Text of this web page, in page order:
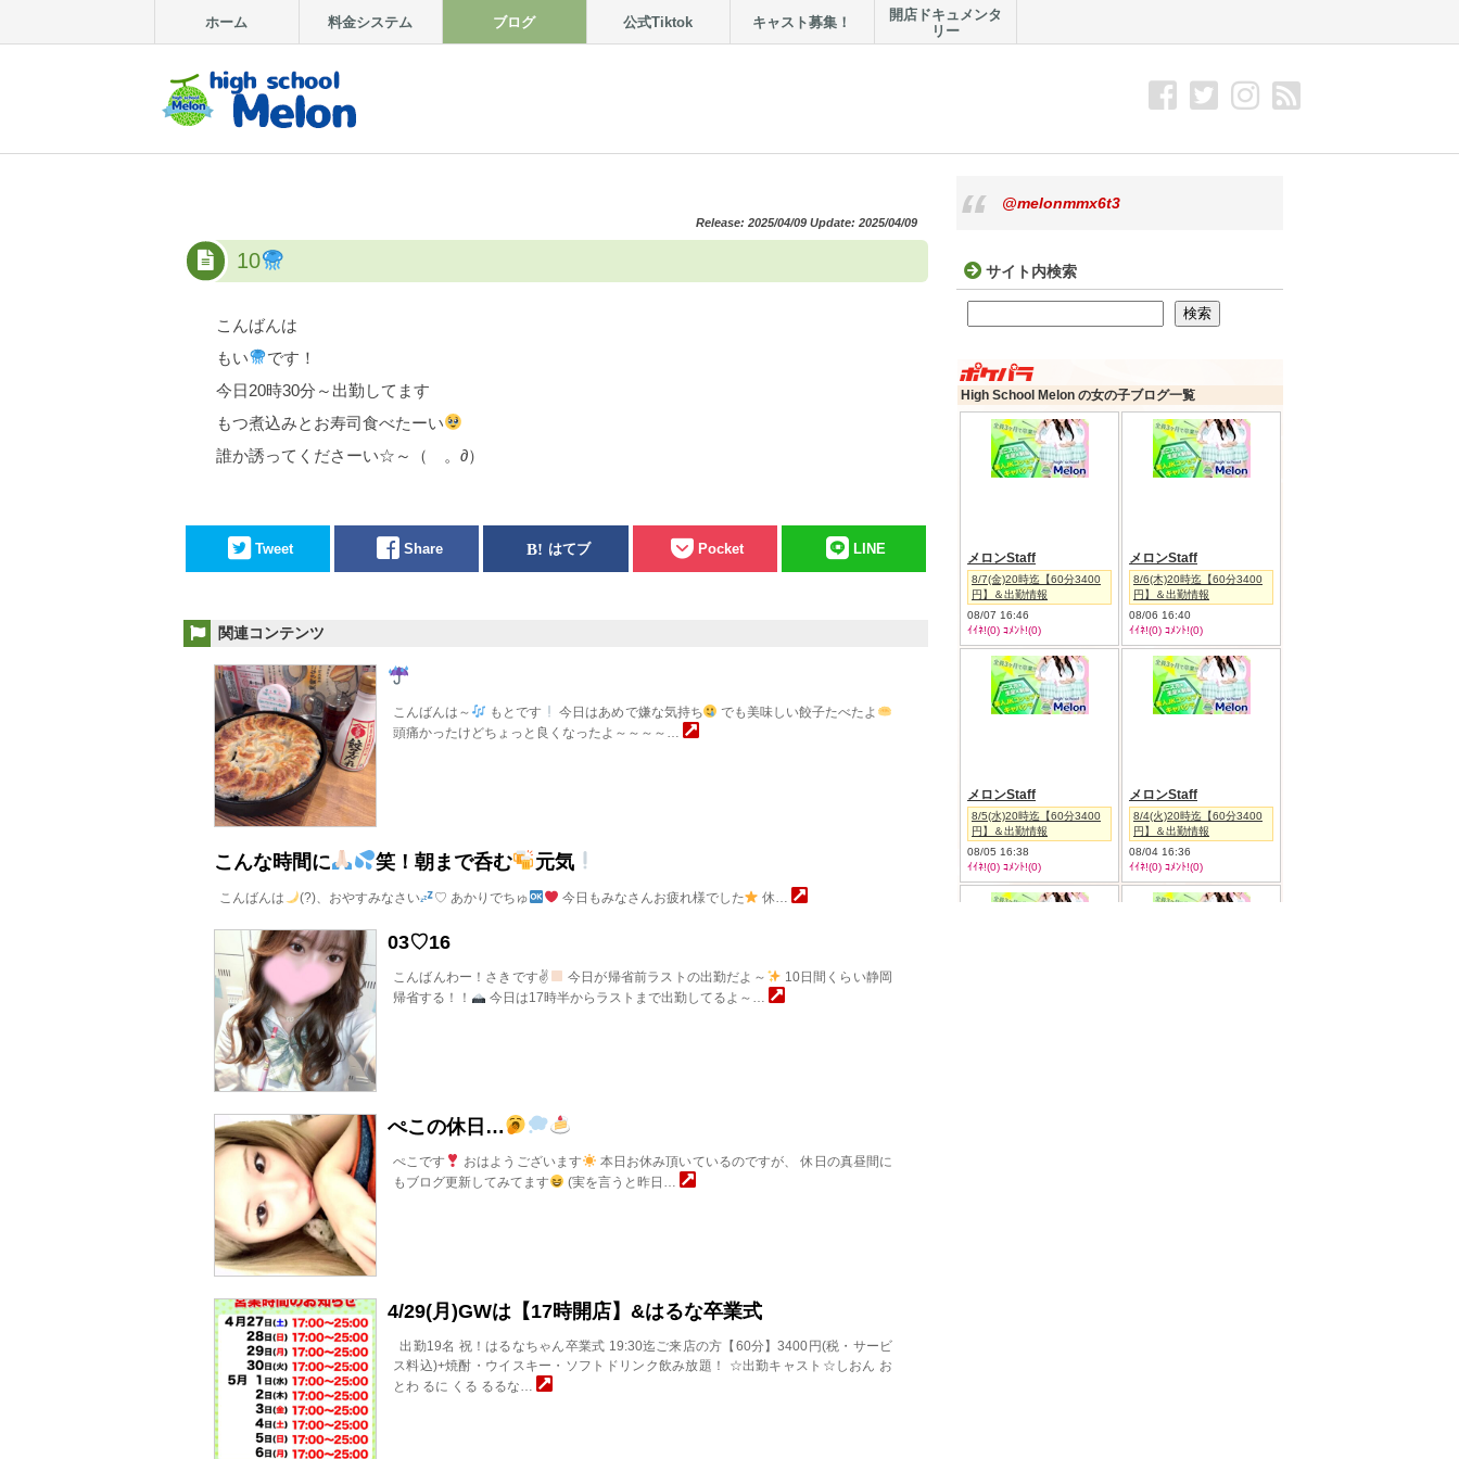
ホーム 料金システム ブログ 公式Tiktok キャスト募集！
開店ドキュメンタ
リー
Release: 2025/04/09 Update: 2025/04/09
10
こんばんは
もい
です！
今日20時30分～出勤してます
もつ煮込みとお寿司食べたーい
誰か誘ってくださーい☆～（ゝ。∂）
Tweet Share はてブ Pocket LINE
関連コンテンツ
こんばんは～ もとです 今日はあめで嫌な気持ち
でも美味しい餃子たべたよ
頭痛かったけどちょっと良くなったよ～～～～…
こんな時間に 笑！朝まで呑む 元気
こんばんは (?)、おやすみなさい ♡ あかりでちゅ 今日もみなさんお疲れ様でした 休…
03♡16
こんばんわー！さきです✌ 今日が帰省前ラストの出勤だよ～
10日間くらい静岡
帰省する！！
今日は17時半からラストまで出勤してるよ～…
ぺこの休日…
ぺこです おはようございます
本日お休み頂いているのですが、 休日の真昼間に
もブログ更新してみてます
(実を言うと昨日…
4/29(月)GWは【17時開店】&はるな卒業式
出勤19名 祝！はるなちゃん卒業式 19:30迄ご来店の方【60分】3400円(税・サービ
ス料込)+焼酎・ウイスキー・ソフトドリンク飲み放題！ ☆出勤キャスト☆しおん お
とわ るに くる るるな…
@melonmmx6t3
サイト内検索
検索